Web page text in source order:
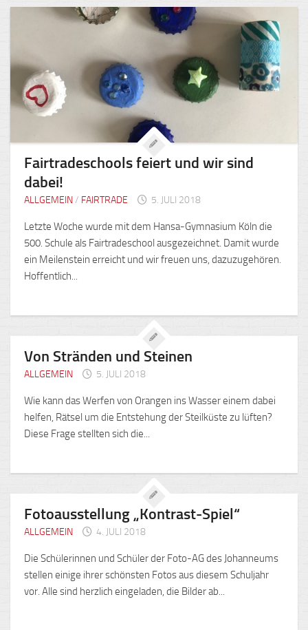
Fairtradeschools feiert und wir sind
dabei!
ALLGEMEIN/ FAIRTRADE 5. JULI 2018
Letzte Woche wurde mit dem Hansa-Gymnasium Köln die
500. Schule als Fairtradeschool ausgezeichnet. Damit wurde
ein Meilenstein erreicht und wir freuen uns, dazuzugehören.
Hoffentlich...
Von Stränden und Steinen
ALLGEMEIN 5. JULI 2018
Wie kann das Werfen von Orangen ins Wasser einem dabei
helfen, Rätsel um die Entstehung der Steilküste zu lüften?
Diese Frage stellten sich die...
Fotoausstellung „Kontrast-Spiel“
ALLGEMEIN 4. JULI 2018
Die Schülerinnen und Schüler der Foto-AG des Johanneums
stellen einige ihrer schönsten Fotos aus diesem Schuljahr
vor. Alle sind herzlich eingeladen, die Bilder ab...